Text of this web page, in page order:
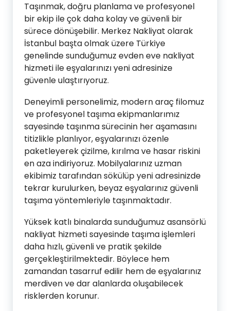
Taşınmak, doğru planlama ve profesyonel
bir ekip ile çok daha kolay ve güvenli bir
sürece dönüşebilir. Merkez Nakliyat olarak
İstanbul başta olmak üzere Türkiye
genelinde sunduğumuz evden eve nakliyat
hizmeti ile eşyalarınızı yeni adresinize
güvenle ulaştırıyoruz.
Deneyimli personelimiz, modern araç filomuz
ve profesyonel taşıma ekipmanlarımız
sayesinde taşınma sürecinin her aşamasını
titizlikle planlıyor, eşyalarınızı özenle
paketleyerek çizilme, kırılma ve hasar riskini
en aza indiriyoruz. Mobilyalarınız uzman
ekibimiz tarafından sökülüp yeni adresinizde
tekrar kurulurken, beyaz eşyalarınız güvenli
taşıma yöntemleriyle taşınmaktadır.
Yüksek katlı binalarda sunduğumuz asansörlü
nakliyat hizmeti sayesinde taşıma işlemleri
daha hızlı, güvenli ve pratik şekilde
gerçekleştirilmektedir. Böylece hem
zamandan tasarruf edilir hem de eşyalarınız
merdiven ve dar alanlarda oluşabilecek
risklerden korunur.